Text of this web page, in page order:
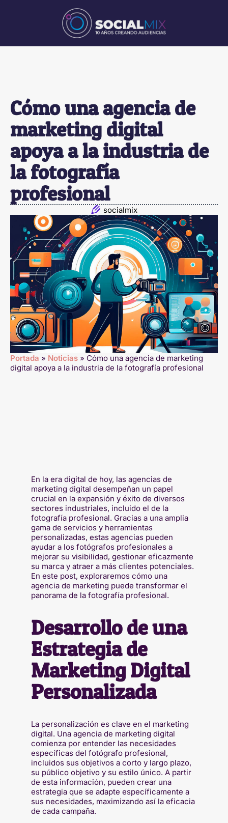
Cómo una agencia de
marketing digital
apoya a la industria de
la fotografía
profesional
socialmix
Portada » Noticias » Cómo una agencia de marketing
digital apoya a la industria de la fotografía profesional
En la era digital de hoy, las agencias de
marketing digital desempeñan un papel
crucial en la expansión y éxito de diversos
sectores industriales, incluido el de la
fotografía profesional. Gracias a una amplia
gama de servicios y herramientas
personalizadas, estas agencias pueden
ayudar a los fotógrafos profesionales a
mejorar su visibilidad, gestionar eficazmente
su marca y atraer a más clientes potenciales.
En este post, exploraremos cómo una
agencia de marketing puede transformar el
panorama de la fotografía profesional.
Desarrollo de una
Estrategia de
Marketing Digital
Personalizada
La personalización es clave en el marketing
digital. Una agencia de marketing digital
comienza por entender las necesidades
específicas del fotógrafo profesional,
incluidos sus objetivos a corto y largo plazo,
su público objetivo y su estilo único. A partir
de esta información, pueden crear una
estrategia que se adapte específicamente a
sus necesidades, maximizando así la eficacia
de cada campaña.